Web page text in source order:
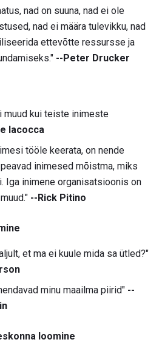
nad on suuna, nad ei ole
nad ei määra tulevikku, nad
ettevõtte ressursse ja
--Peter Drucker
muud kui teiste inimeste
Iacocca
tööle keerata, on nende
inimesed mõistma, miks
Iga inimene organisatsioonis on
--Rick Pitino
et ma ei kuule mida sa ütled?"
minu maailma piirid" --
loomine